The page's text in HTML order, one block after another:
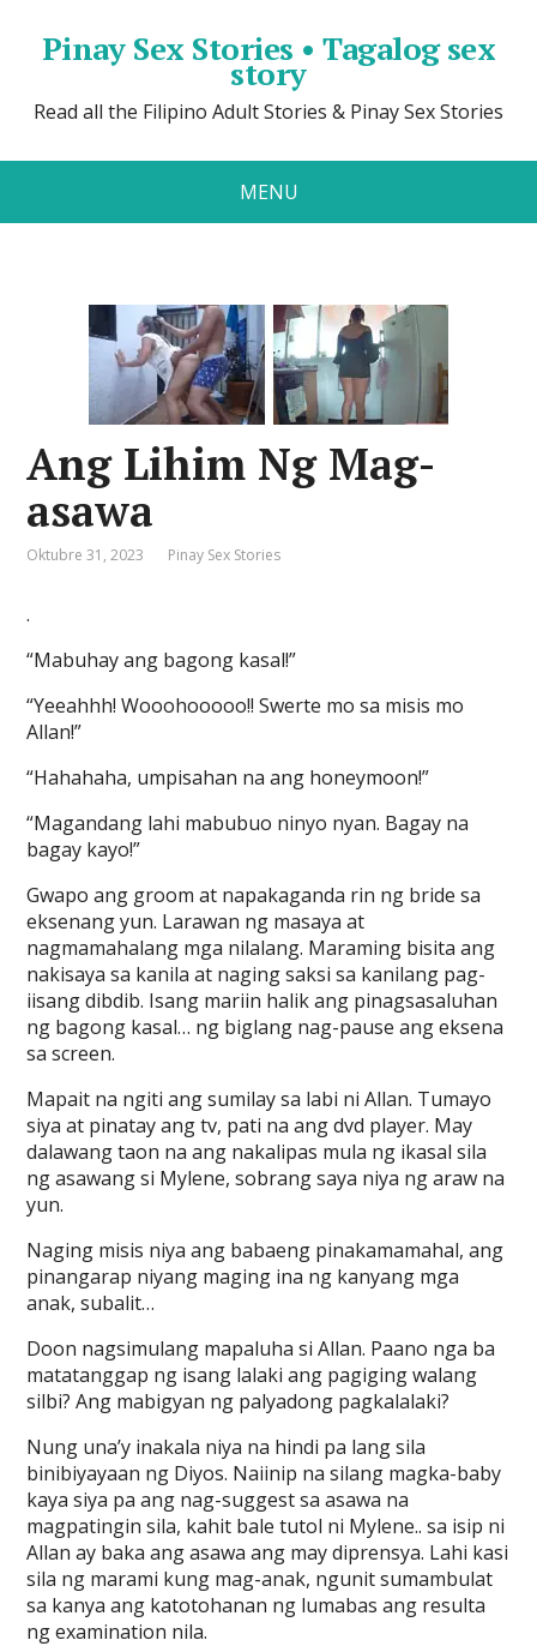
Pinay Sex Stories • Tagalog sex
story
Read all the Filipino Adult Stories & Pinay Sex Stories
MENU
Ang Lihim Ng Mag-
asawa
Oktubre 31, 2023 Pinay Sex Stories
.
“Mabuhay ang bagong kasal!”
“Yeeahhh! Wooohooooo!! Swerte mo sa misis mo
Allan!”
“Hahahaha, umpisahan na ang honeymoon!”
“Magandang lahi mabubuo ninyo nyan. Bagay na
bagay kayo!”
Gwapo ang groom at napakaganda rin ng bride sa
eksenang yun. Larawan ng masaya at
nagmamahalang mga nilalang. Maraming bisita ang
nakisaya sa kanila at naging saksi sa kanilang pag-
iisang dibdib. Isang mariin halik ang pinagsasaluhan
ng bagong kasal… ng biglang nag-pause ang eksena
sa screen.
Mapait na ngiti ang sumilay sa labi ni Allan. Tumayo
siya at pinatay ang tv, pati na ang dvd player. May
dalawang taon na ang nakalipas mula ng ikasal sila
ng asawang si Mylene, sobrang saya niya ng araw na
yun.
Naging misis niya ang babaeng pinakamamahal, ang
pinangarap niyang maging ina ng kanyang mga
anak, subalit…
Doon nagsimulang mapaluha si Allan. Paano nga ba
matatanggap ng isang lalaki ang pagiging walang
silbi? Ang mabigyan ng palyadong pagkalalaki?
Nung una’y inakala niya na hindi pa lang sila
binibiyayaan ng Diyos. Naiinip na silang magka-baby
kaya siya pa ang nag-suggest sa asawa na
magpatingin sila, kahit bale tutol ni Mylene.. sa isip ni
Allan ay baka ang asawa ang may diprensya. Lahi kasi
sila ng marami kung mag-anak, ngunit sumambulat
sa kanya ang katotohanan ng lumabas ang resulta
ng examination nila.